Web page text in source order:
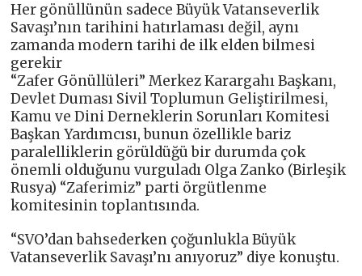
Her gönüllünün sadece Büyük Vatanseverlik
Savaşı’nın tarihini hatırlaması değil, aynı
zamanda modern tarihi de ilk elden bilmesi
gerekir
“Zafer Gönüllüleri” Merkez Karargahı Başkanı,
Devlet Duması Sivil Toplumun Geliştirilmesi,
Kamu ve Dini Derneklerin Sorunları Komitesi
Başkan Yardımcısı, bunun özellikle bariz
paralelliklerin görüldüğü bir durumda çok
önemli olduğunu vurguladı Olga Zanko (Birleşik
Rusya) “Zaferimiz” parti örgütlenme
komitesinin toplantısında.
“SVO’dan bahsederken çoğunlukla Büyük
Vatanseverlik Savaşı’nı anıyoruz” diye konuştu.